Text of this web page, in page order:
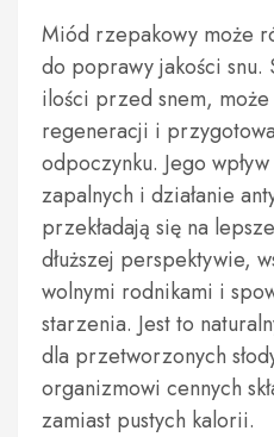
Miód rzepakowy może
do poprawy jakości snu.
ilości przed snem,
regeneracji i
odpoczynku. Jego
zapalnych i działanie
przekładają się na
dłuższej perspektywie,
wolnymi rodnikami i
starzenia. Jest to
dla przetworzonych
organizmowi cennych
zamiast pustych kalorii.